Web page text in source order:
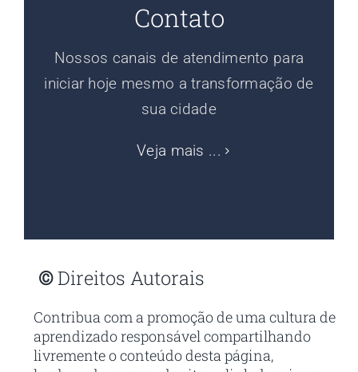
Contato
Nossos canais de atendimento para
iniciar hoje mesmo a transformação de
sua cidade
Veja mais ...
©Direitos Autorais
Contribua com a promoção de uma cultura de
aprendizado responsável compartilhando
livremente o conteúdo desta página,